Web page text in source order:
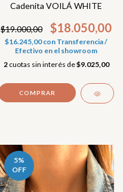
Cadenita VOILÁ WHITE
$19.000,00 $18.050,00
$16.245,00con Transferencia /
Efectivo en el showroom
2 cuotas sin interés de$9.025,00
5%
OFF